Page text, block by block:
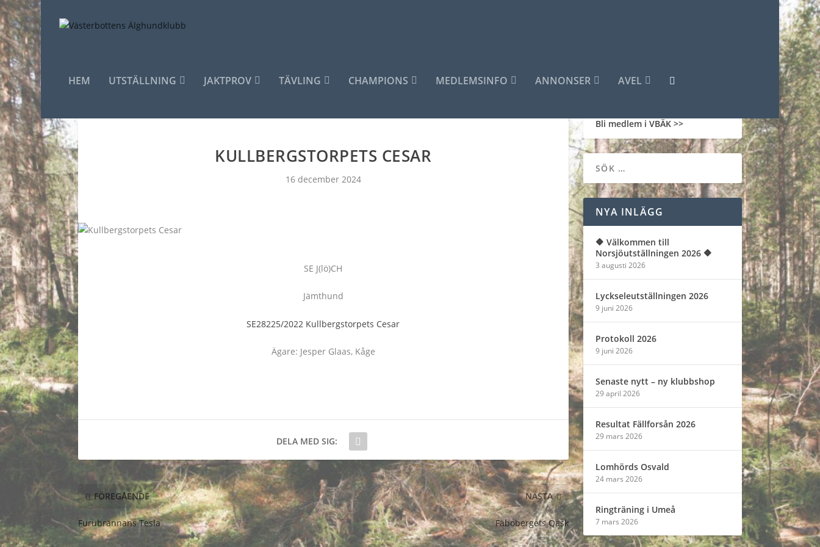
HEM UTSTÄLLNING JAKTPROV TÄVLING CHAMPIONS MEDLEMSINFO ANNONSER AVEL
KULLBERGSTORPETS CESAR
16 december 2024
SE J(lö)CH
Jämthund
SE28225/2022 Kullbergstorpets Cesar
Ägare: Jesper Glaas, Kåge
DELA MED SIG:
FÖREGÅENDE
Furubrännans Tesla
NÄSTA
Fäbobergets Qask
Bli medlem i VBÄK >>
NYA INLÄGG
🔶️ Välkommen till
Norsjöutställningen 2026 🔶️
3 augusti 2026
Lyckseleutställningen 2026
9 juni 2026
Protokoll 2026
9 juni 2026
Senaste nytt – ny klubbshop
29 april 2026
Resultat Fällforsån 2026
29 mars 2026
Lomhörds Osvald
24 mars 2026
Ringträning i Umeå
7 mars 2026